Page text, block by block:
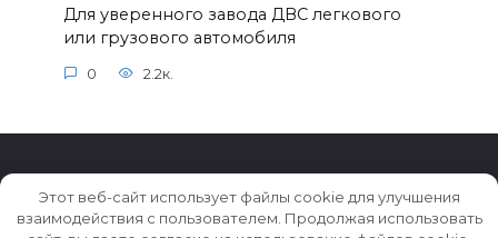
Для уверенного завода ДВС легкового
или грузового автомобиля
0 2.2к.
© 2026 Истории ★ Новости ★ Факты ★ Очерки
Этот веб-сайт использует файлы cookie для улучшения
взаимодействия с пользователем. Продолжая использовать